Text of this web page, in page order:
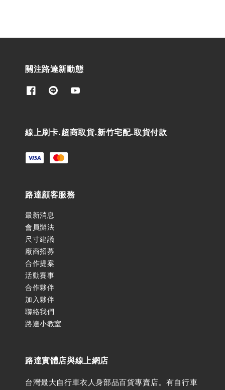
關注路達新動態
線上刷卡.超商取貨.新竹宅配.取貨付款
路達顧客服務
最新消息
會員辦法
尺寸建議
廠商招募
合作提案
活動賽事
合作夥伴
加入夥伴
聯絡我們
路達小教室
路達實體店與線上網店
台灣最大自行車衣人身部品百貨專賣店。有自行車